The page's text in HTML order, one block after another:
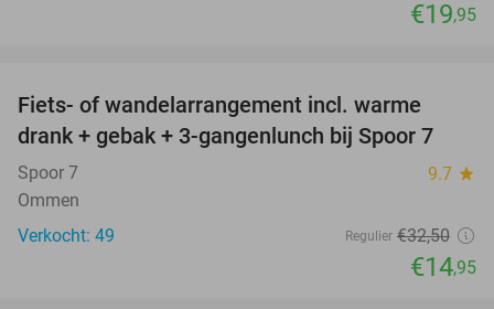
€19,95
Fiets- of wandelarrangement incl. warme
drank + gebak + 3-gangenlunch bij Spoor 7
Spoor 7 9.7 star
Ommen
Verkocht: 49
Regulier €32,50
€14,95